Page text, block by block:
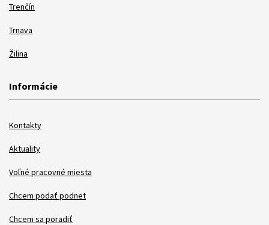
Trenčín
Trnava
Žilina
Informácie
Kontakty
Aktuality
Voľné pracovné miesta
Chcem podať podnet
Chcem sa poradiť